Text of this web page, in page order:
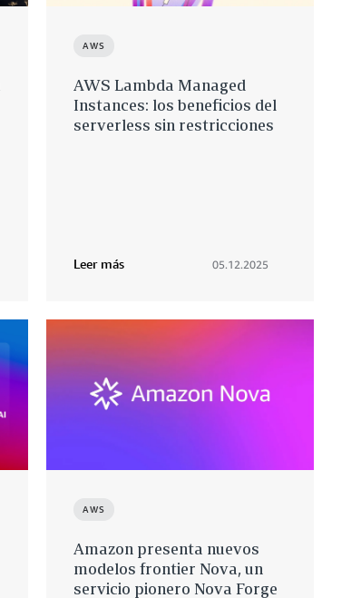
AWS
AWS Lambda Managed
Instances: los beneficios del
serverless sin restricciones
Leer más 05.12.2025
AWS
Amazon presenta nuevos
modelos frontier Nova, un
servicio pionero Nova Forge